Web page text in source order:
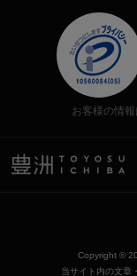
お客様の情
Copyright ©
当サイト内の文章